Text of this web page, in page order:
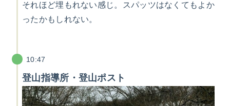
それほど埋もれない感じ。スパッツはなくてもよか
ったかもしれない。
10:47
登山指導所・登山ポスト